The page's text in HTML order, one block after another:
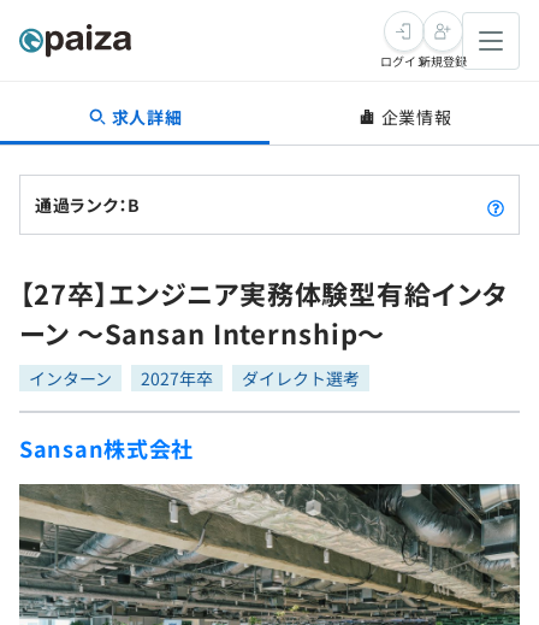
転職・キャリア
転職成功ガイド
転職エージェント
インタビュー
転職成功ガイド
新卒就活
求人検索
本選考
インターン
新卒エージェント
イベント・セミナー
インタビュー
学習
問題集
ナレッジ
リファレンス
プログラミング言語
評価結果一覧
再チャレンジ結果一覧
ゲーム・マンガ
Tech Team Journal
paiza times
paizaとは？
ログイン新規登録
求人詳細 企業情報
通過ランク：B
【27卒】エンジニア実務体験型有給インタ
ーン 〜Sansan Internship〜
インターン 2027年卒 ダイレクト選考
Sansan株式会社